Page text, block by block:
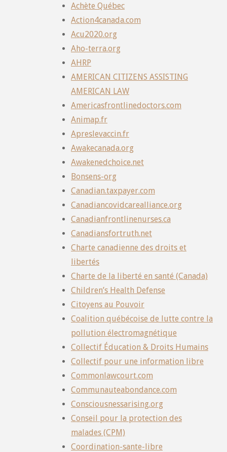
Achète Québec
Action4canada.com
Acu2020.org
Aho-terra.org
AHRP
AMERICAN CITIZENS ASSISTING
AMERICAN LAW
Americasfrontlinedoctors.com
Animap.fr
Apreslevaccin.fr
Awakecanada.org
Awakenedchoice.net
Bonsens-org
Canadian.taxpayer.com
Canadiancovidcarealliance.org
Canadianfrontlinenurses.ca
Canadiansfortruth.net
Charte canadienne des droits et
libertés
Charte de la liberté en santé (Canada)
Children’s Health Defense
Citoyens au Pouvoir
Coalition québécoise de lutte contre la
pollution électromagnétique
Collectif Éducation & Droits Humains
Collectif pour une information libre
Commonlawcourt.com
Communauteabondance.com
Consciousnessarising.org
Conseil pour la protection des
malades (CPM)
Coordination-sante-libre